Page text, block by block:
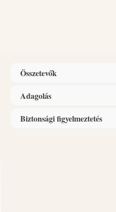
Összetevők
Összetevők: anionos
tartósítószer (Phenoxyethanol,
Adagolás
Használat: Tegyen egy kis
Biztonsági figyelmeztetés